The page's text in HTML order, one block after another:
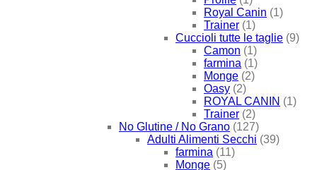
Royal Canin (1)
Trainer (1)
Cuccioli tutte le taglie (9)
Camon (1)
farmina (1)
Monge (2)
Oasy (2)
ROYAL CANIN (1)
Trainer (2)
No Glutine / No Grano (127)
Adulti Alimenti Secchi (39)
farmina (11)
Monge (5)